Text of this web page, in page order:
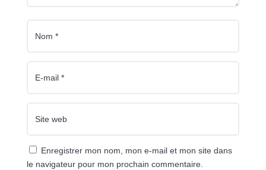
Enregistrer mon nom, mon e-mail et mon site dans
le navigateur pour mon prochain commentaire.